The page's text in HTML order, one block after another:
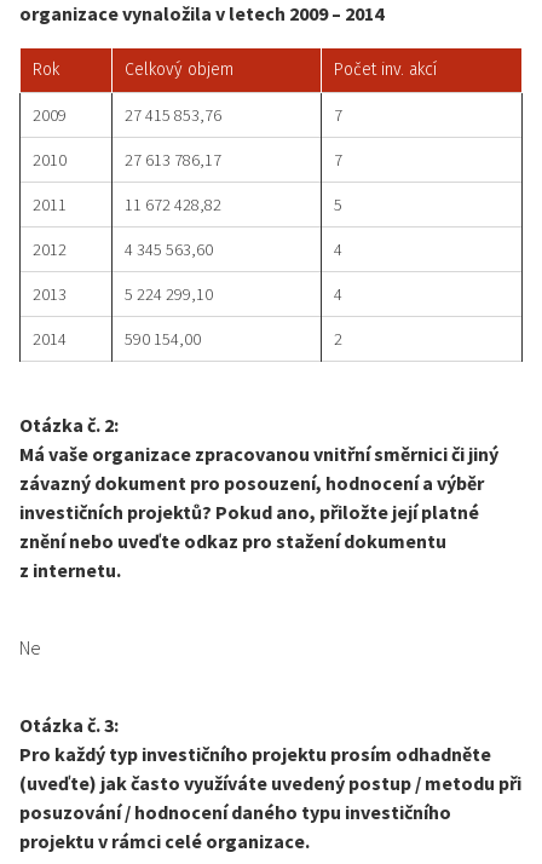
organizace vynaložila v letech 2009 – 2014
Rok Celkový objem Počet inv. akcí
2009 27 415 853,76 7
2010 27 613 786,17 7
2011 11 672 428,82 5
2012 4 345 563,60 4
2013 5 224 299,10 4
2014 590 154,00 2
Otázka č. 2:
Má vaše organizace zpracovanou vnitřní směrnici či jiný
závazný dokument pro posouzení, hodnocení a výběr
investičních projektů? Pokud ano, přiložte její platné
znění nebo uveďte odkaz pro stažení dokumentu
z internetu.
Ne
Otázka č. 3:
Pro každý typ investičního projektu prosím odhadněte
(uveďte) jak často využíváte uvedený postup / metodu při
posuzování / hodnocení daného typu investičního
projektu v rámci celé organizace.